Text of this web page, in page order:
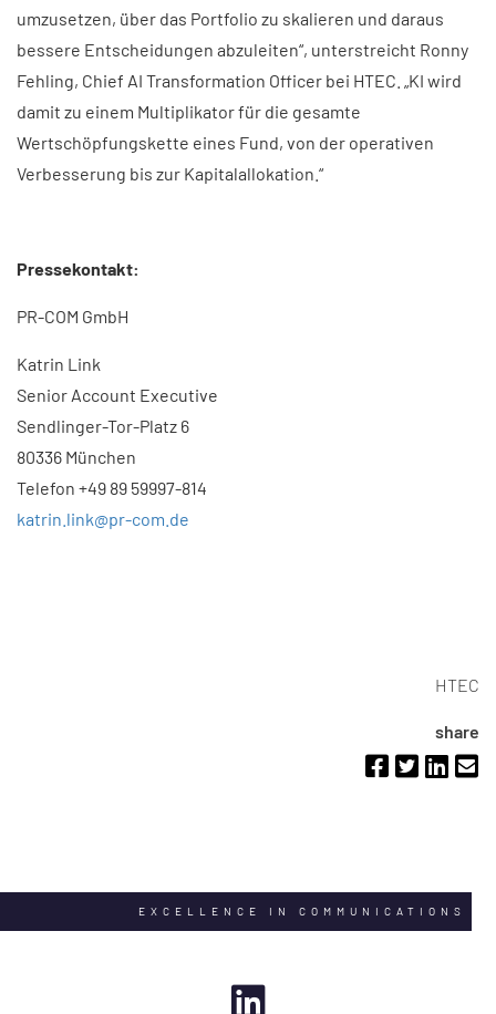
umzusetzen, über das Portfolio zu skalieren und daraus
bessere Entscheidungen abzuleiten“, unterstreicht Ronny
Fehling, Chief AI Transformation Officer bei HTEC. „KI wird
damit zu einem Multiplikator für die gesamte
Wertschöpfungskette eines Fund, von der operativen
Verbesserung bis zur Kapitalallokation.“
Pressekontakt:
PR-COM GmbH
Katrin Link
Senior Account Executive
Sendlinger-Tor-Platz 6
80336 München
Telefon +49 89 59997-814
katrin.link@pr-com.de
HTEC
share
EXCELLENCE IN COMMUNICATIONS